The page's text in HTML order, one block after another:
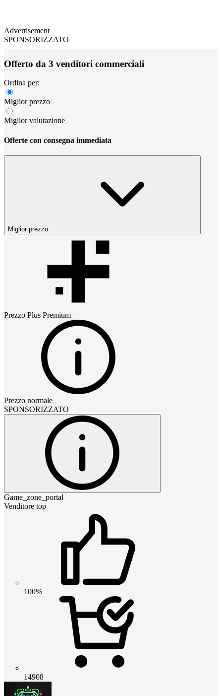
Advertisement
SPONSORIZZATO
Offerto da 3 venditori commerciali
Ordina per:
Miglior prezzo
Miglior valutazione
Offerte con consegna immediata
Miglior prezzo
Prezzo Plus Premium
Prezzo normale
SPONSORIZZATO
Game_zone_portal
Venditore top
100%
14908